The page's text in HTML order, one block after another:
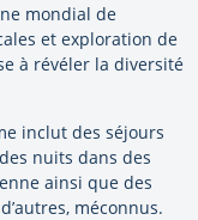
mondial de
et exploration de
à révéler la diversité
inclut des séjours
nuits dans des
ainsi que des
méconnus.